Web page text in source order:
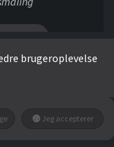
brugeroplevelse
Jeg accepterer